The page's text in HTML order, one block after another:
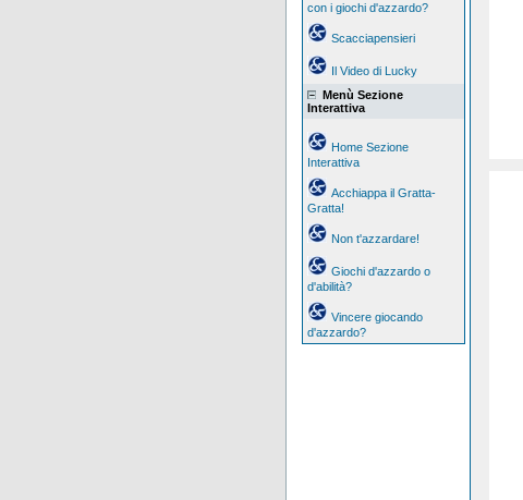
con i giochi d'azzardo?
Scacciapensieri
Il Video di Lucky
Menù Sezione
Interattiva
Home Sezione
Interattiva
Acchiappa il Gratta-
Gratta!
Non t'azzardare!
Giochi d'azzardo o
d'abilità?
Vincere giocando
d'azzardo?